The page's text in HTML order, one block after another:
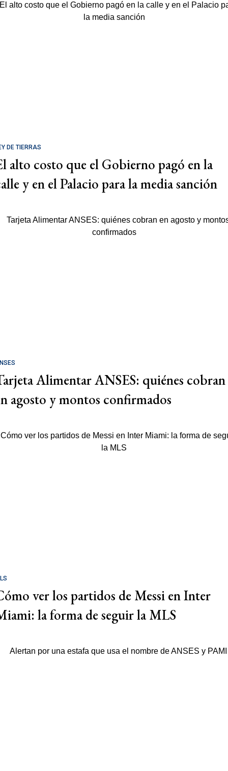
DE TIERRAS
alto costo que el Gobierno pagó en la
y en el Palacio para la media sanción
Alimentar ANSES: quiénes cobran
agosto y montos confirmados
ver los partidos de Messi en Inter
la forma de seguir la MLS